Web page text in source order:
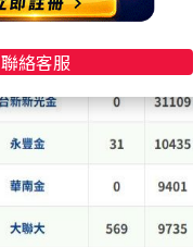
聯絡客服